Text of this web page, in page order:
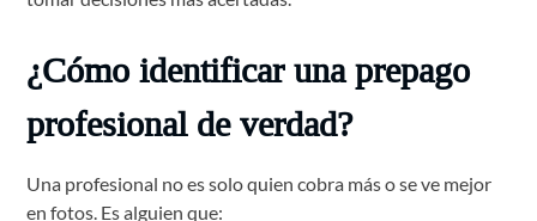
¿Cómo identificar una prepago
profesional de verdad?
Una profesional no es solo quien cobra más o se ve mejor
en fotos. Es alguien que: